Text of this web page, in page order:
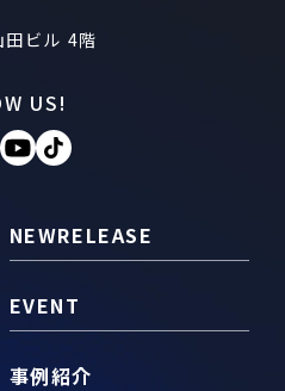
ビル 4階
US!
NEWRELEASE
EVENT
事例紹介